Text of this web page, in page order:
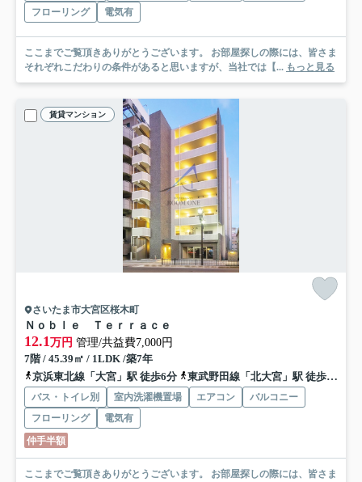
フローリング 電気有
ここまでご覧頂きありがとうございます。 お部屋探しの際には、皆さま
それぞれこだわりの条件があると思いますが、当社では【... もっと見る
賃貸マンション
さいたま市大宮区桜木町
Ｎｏｂｌｅ Ｔｅｒｒａｃｅ
12.1万円 管理/共益費7,000円
7階 / 45.39㎡ / 1LDK /築7年
京浜東北線「大宮」駅 徒歩6分
東武野田線「北大宮」駅 徒歩21分
バス・トイレ別 室内洗濯機置場 エアコン
バルコニー
フローリング
電気有
仲手半額
ここまでご覧頂きありがとうございます。 お部屋探しの際には、皆さま